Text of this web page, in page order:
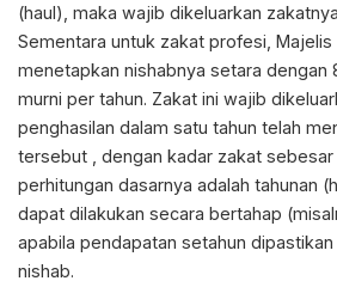
(haul), maka wajib dikeluarkan
Sementara untuk zakat profesi, Majelis
menetapkan nishabnya setara dengan
murni per tahun. Zakat ini wajib
penghasilan dalam satu tahun telah
tersebut , dengan kadar zakat sebesar
perhitungan dasarnya adalah tahunan
dapat dilakukan secara bertahap
apabila pendapatan setahun
nishab.